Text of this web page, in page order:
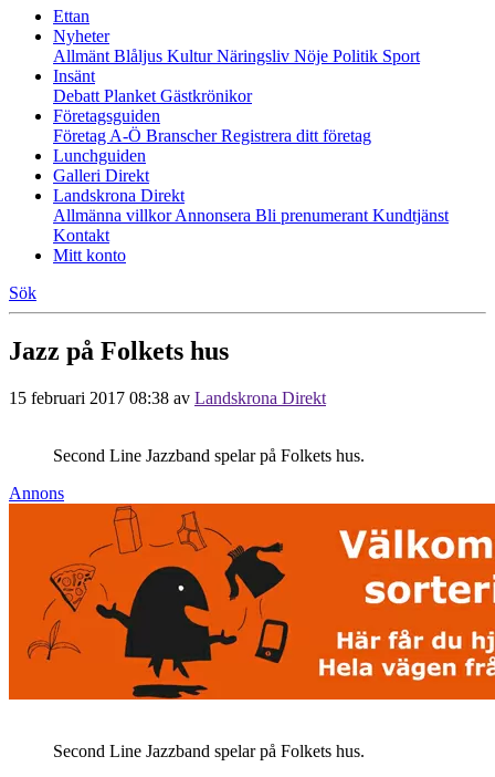
Ettan
Nyheter
Allmänt Blåljus KulturNäringsliv Nöje Politik Sport
Insänt
Debatt Planket Gästkrönikor
Företagsguiden
Företag A-Ö BranscherRegistrera ditt företag
Lunchguiden
Galleri Direkt
Landskrona Direkt
Allmänna villkorAnnonsera Bli prenumerant Kundtjänst
Kontakt
Mitt konto
Sök
Jazz på Folkets hus
15 februari 2017 08:38 av Landskrona Direkt
Second Line Jazzband spelar på Folkets hus.
Annons
Second Line Jazzband spelar på Folkets hus.